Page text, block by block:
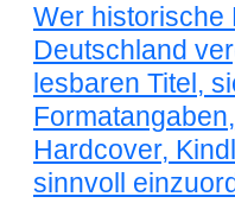
Wer historische
Deutschland
lesbaren Titel,
Hardcover,
sinnvoll